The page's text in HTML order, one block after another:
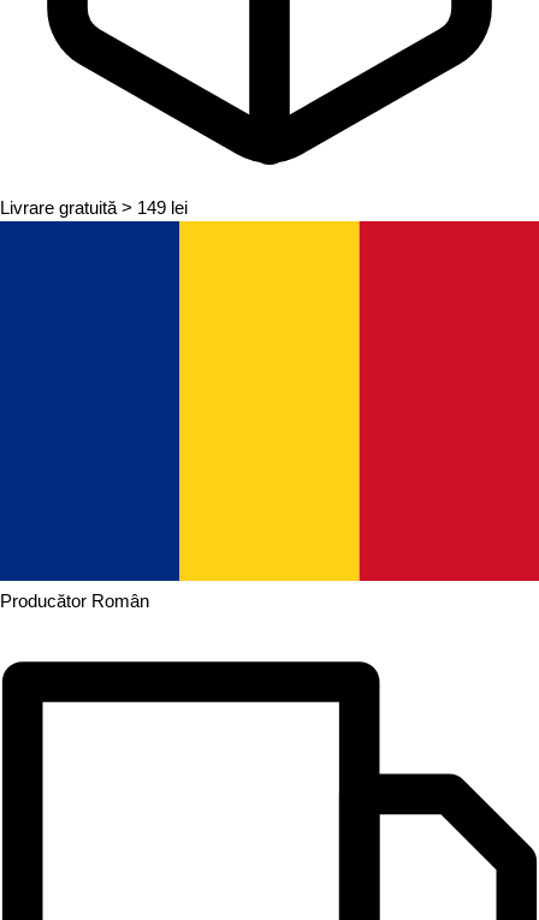
Livrare gratuită > 149 lei
Producător Român